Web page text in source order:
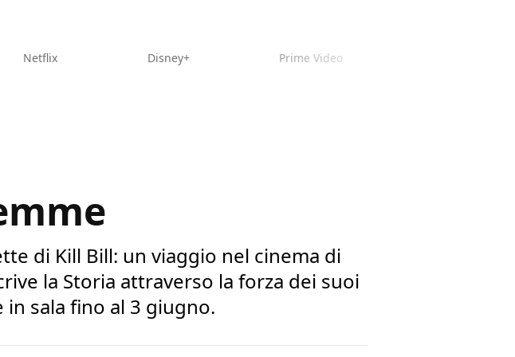
Netflix Disney+ Prime Video
di Kill Bill: un viaggio nel cinema di
la Storia attraverso la forza dei suoi
in sala fino al 3 giugno.